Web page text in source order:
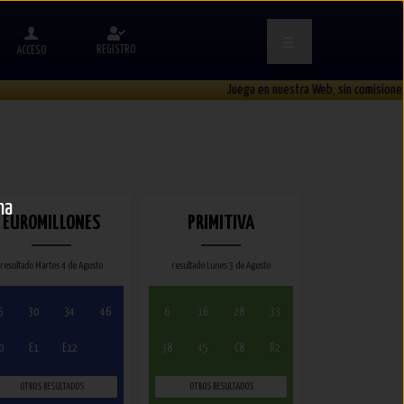
ACCESO REGISTRO
Juega en nuestra Web, sin comisiones
EUROMILLONES
resultado Martes 4 de Agosto
30 34 46
E1 E12
OTROS RESULTADOS
PRIMITIVA
resultado Lunes 3 de Agosto
6 16 28 33
38 45 C8 R2
OTROS RESULTADOS